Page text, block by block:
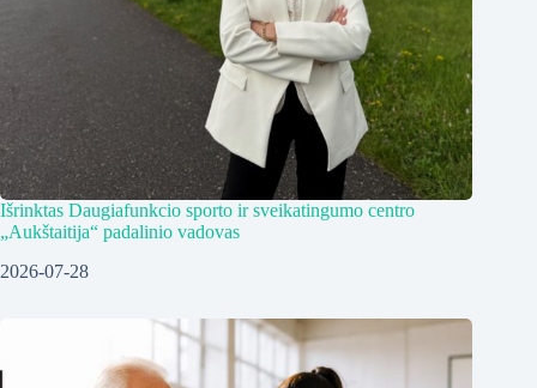
Išrinktas Daugiafunkcio sporto ir sveikatingumo centro
„Aukštaitija“ padalinio vadovas
2026-07-28